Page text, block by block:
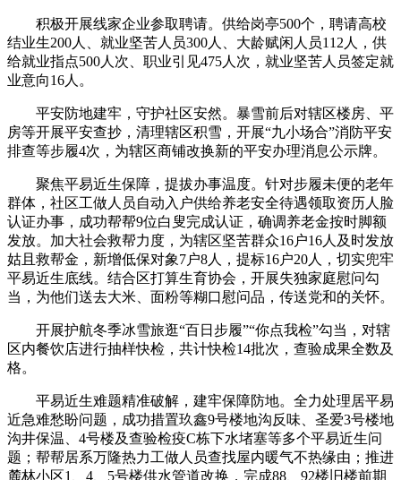
积极开展线家企业参取聘请。供给岗亭500个，聘请高校
结业生200人、就业坚苦人员300人、大龄赋闲人员112人，供
给就业指点500人次、职业引见475人次，就业坚苦人员签定就
业意向16人。
平安防地建牢，守护社区安然。暴雪前后对辖区楼房、平
房等开展平安查抄，清理辖区积雪，开展“九小场合”消防平安
排查等步履4次，为辖区商铺改换新的平安办理消息公示牌。
聚焦平易近生保障，提拔办事温度。针对步履未便的老年
群体，社区工做人员自动入户供给养老安全待遇领取资历人脸
认证办事，成功帮帮9位白叟完成认证，确调养老金按时脚额
发放。加大社会救帮力度，为辖区坚苦群众16户16人及时发放
姑且救帮金，新增低保对象7户8人，提标16户20人，切实兜牢
平易近生底线。结合区打算生育协会，开展失独家庭慰问勾
当，为他们送去大米、面粉等糊口慰问品，传送党和的关怀。
开展护航冬季冰雪旅逛“百日步履”“你点我检”勾当，对辖
区内餐饮店进行抽样快检，共计快检14批次，查验成果全数及
格。
平易近生难题精准破解，建牢保障防地。全力处理居平易
近急难愁盼问题，成功措置玖鑫9号楼地沟反味、圣爱3号楼地
沟井保温、4号楼及查验检疫C栋下水堵塞等多个平易近生问
题；帮帮居系万隆热力工做人员查找屋内暖气不热缘由；推进
麓林小区1、4、5号楼供水管道改换，完成88、92楼旧楼前期